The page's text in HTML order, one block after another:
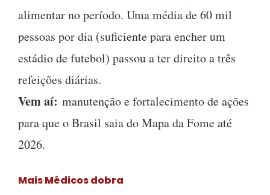
alimentar no período. Uma média de 60 mil
pessoas por dia (suficiente para encher um
estádio de futebol) passou a ter direito a três
refeições diárias.
Vem aí: manutenção e fortalecimento de ações
para que o Brasil saia do Mapa da Fome até
2026.
Mais Médicos dobra